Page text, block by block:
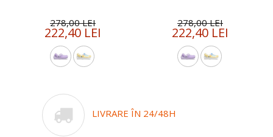
278,00 LEI
222,40 LEI
278,00 LEI
222,40 LEI
LIVRARE ÎN 24/48H